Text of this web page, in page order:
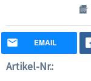
EMAIL
Artikel-Nr.: